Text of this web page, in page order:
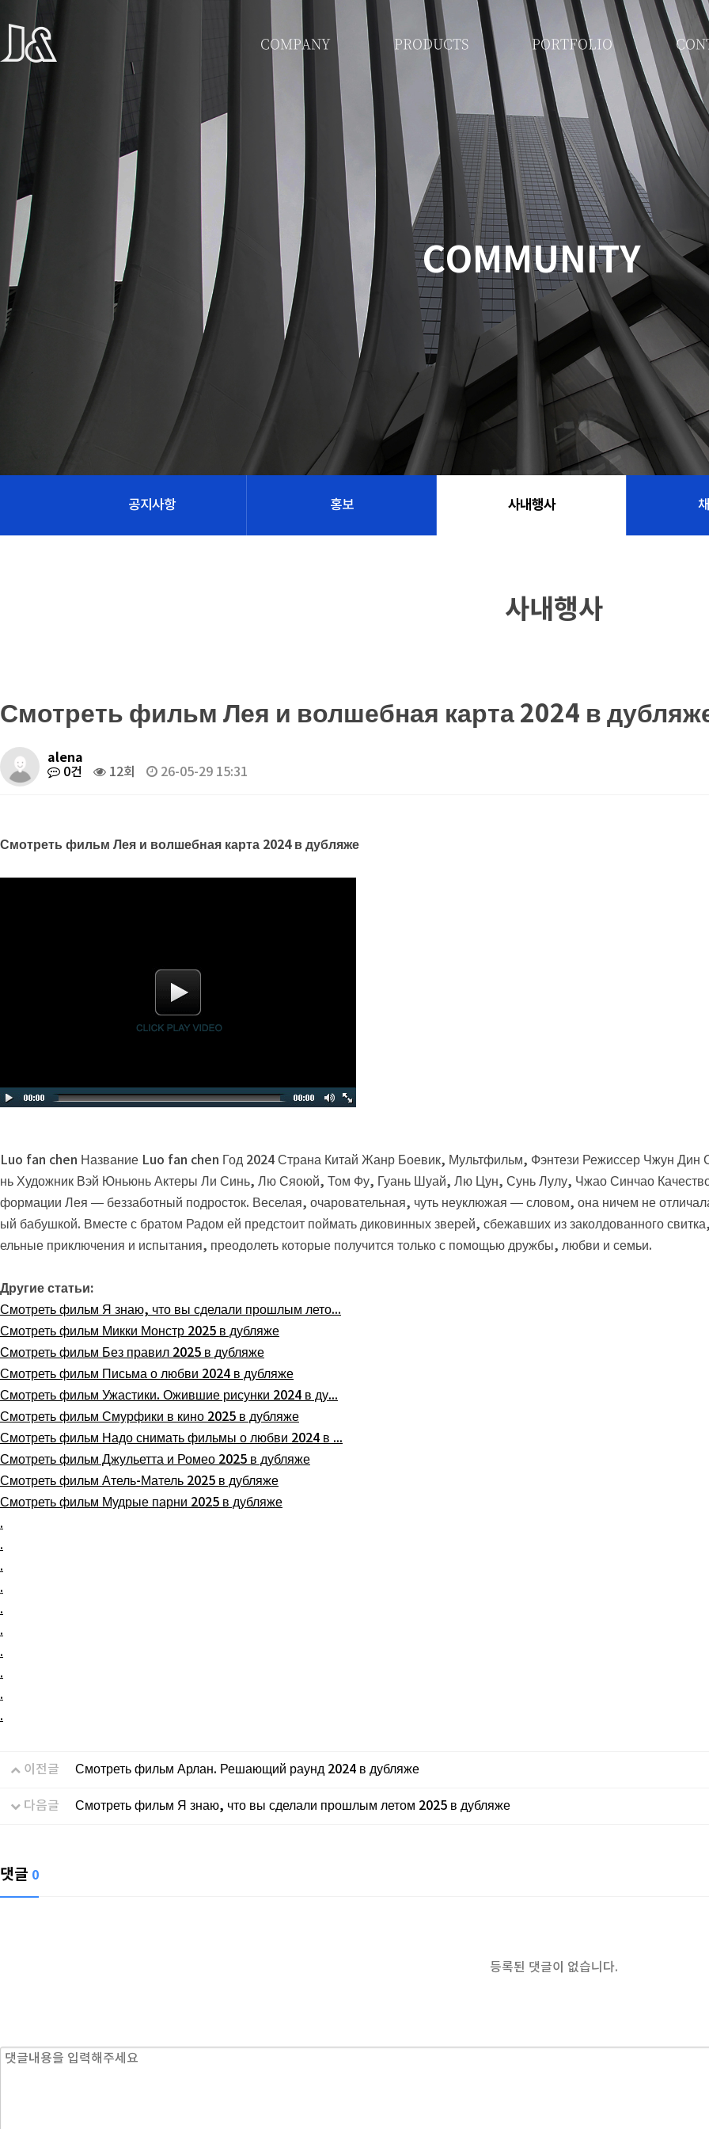
COMPANY PRODUCTS PORTFOLIO
COMMUNITY
공지사항 홍보 사내행사
사내행사
Смотреть фильм Лея и волшебная карта 2024 в
alena
0건 12회 26-05-29 15:31
Смотреть фильм Лея и волшебная карта 2024 в дубляже
Luo fan chen Название Luo fan chen Год 2024 Страна Китай Жанр Боевик, Мультфильм, Фэнтези Режиссер Чжун
нь Художник Вэй Юньюнь Актеры Ли Синь, Лю Сяоюй, Том Фу, Гуань Шуай, Лю Цун, Сунь Лулу, Чжао Синчао
формации Лея — беззаботный подросток. Веселая, очаровательная, чуть неуклюжая — словом, она ничем не
ый бабушкой. Вместе с братом Радом ей предстоит поймать диковинных зверей, сбежавших из заколдованного
ельные приключения и испытания, преодолеть которые получится только с помощью дружбы, любви и семьи.
Другие статьи:
Смотреть фильм Я знаю, что вы сделали прошлым лето...
Смотреть фильм Микки Монстр 2025 в дубляже
Смотреть фильм Без правил 2025 в дубляже
Смотреть фильм Письма о любви 2024 в дубляже
Смотреть фильм Ужастики. Ожившие рисунки 2024 в ду...
Смотреть фильм Смурфики в кино 2025 в дубляже
Смотреть фильм Надо снимать фильмы о любви 2024 в ...
Смотреть фильм Джульетта и Ромео 2025 в дубляже
Смотреть фильм Атель-Матель 2025 в дубляже
Смотреть фильм Мудрые парни 2025 в дубляже
.
.
.
.
.
.
.
.
.
.
이전글 Смотреть фильм Арлан. Решающий раунд 2024 в дубляже
다음글 Смотреть фильм Я знаю, что вы сделали прошлым летом 2025 в дубляже
댓글 0
등록된 댓글이 없습니다.